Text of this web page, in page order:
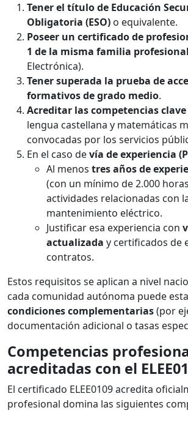
Tener el título de Educación
Obligatoria (ESO) o equivalente.
Poseer un certificado de
1 de la misma familia profesional
Electrónica).
Tener superada la prueba de
formativos de grado medio.
Acreditar las competencias
lengua castellana y matemáticas
convocadas por los servicios
En el caso devía de experiencia
Al menos tres años de
(con un mínimo de 2.000
actividades relacionadas con
mantenimiento eléctrico.
Justificar esa experiencia con
actualizada y certificados de
contratos.
Estos requisitos se aplican a nivel
cada comunidad autónoma puede
condiciones complementarias(por
documentación adicional o tasas
Competencias
acreditadas con el
El certificado ELEE0109 acredita
profesional domina las siguientes